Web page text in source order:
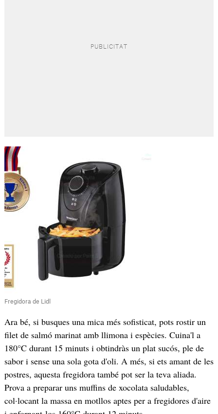
Fregidora de Lidl
Ara bé, si busques una mica més sofisticat, pots rostir un
filet de salmó marinat amb llimona i espècies. Cuina'l a
180°C durant 15 minuts i obtindràs un plat sucós, ple de
sabor i sense una sola gota d'oli. A més, si ets amant de les
postres, aquesta fregidora també pot ser la teva aliada.
Prova a preparar uns muffins de xocolata saludables,
col·locant la massa en motllos aptes per a fregidores d'aire